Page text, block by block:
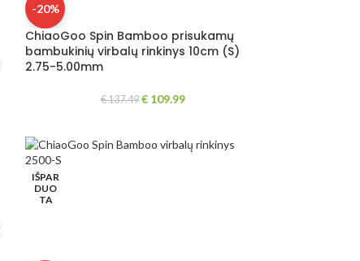
-20%
ChiaoGoo Spin Bamboo prisukamų
bambukinių virbalų rinkinys 10cm (S)
2.75-5.00mm
€137.49 € 109.99
IŠPAR
DUO
TA